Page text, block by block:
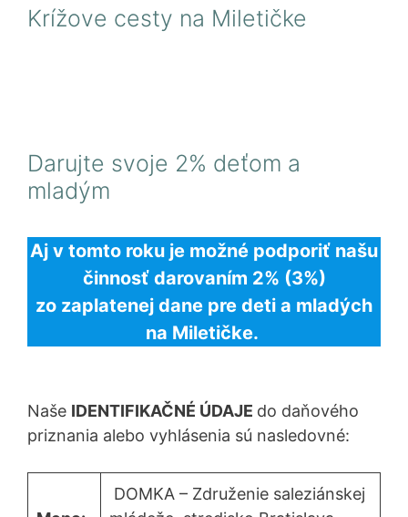
Krížove cesty na Miletičke
Darujte svoje 2% deťom a
mladým
Aj v tomto roku je možné podporiť našu
činnosť darovaním 2% (3%)
zo zaplatenej dane pre deti a mladých
na Miletičke.
Naše IDENTIFIKAČNÉ ÚDAJE do daňového
priznania alebo vyhlásenia sú nasledovné:
DOMKA – Združenie saleziánskej